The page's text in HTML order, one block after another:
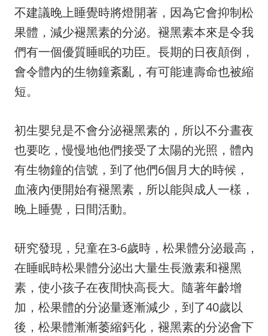
不建議晚上睡覺時將燈開著，因為它會抑制松
果體，減少褪黑素的分泌。褪黑素本來是令我
們有一個優質睡眠的功臣。長期的日夜顛倒，
會令體內的生物鐘紊亂，有可能連壽命也被縮
短。
初生嬰兒是不會分泌褪黑素的，所以不分晝夜
也要吃，慢慢地他們接受了太陽的光照，體內
有生物鐘的信號，到了他們6個月大的時候，
血液內便開始有褪黑素，所以能與成人一樣，
晚上睡覺，日間活動。
研究發現，兒童在3-6歲時，松果體分泌最高，
在睡眠時松果體分泌出大量生長激素和褪黑
素，使小孩子在夜間快高長大。隨著年齡增
加，松果體的分泌量逐漸減少，到了40歲以
後，松果體漸漸萎縮鈣化，褪黑素的分泌會下